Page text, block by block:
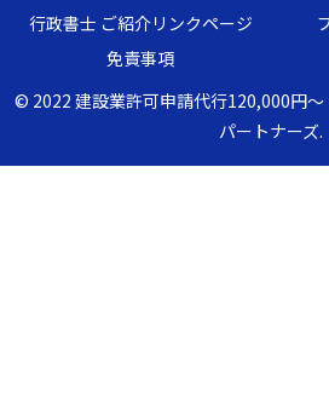
行政書士 ご紹介リンクページ
免責事項
© 2022 建設業許可申請代行120,000円
パートナーズ.